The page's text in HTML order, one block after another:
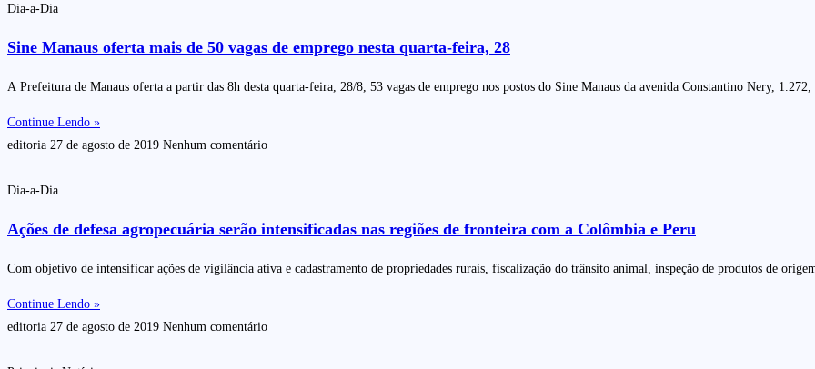
Dia-a-Dia
Sine Manaus oferta mais de 50 vagas de emprego nesta quarta-feira, 28
A Prefeitura de Manaus oferta a partir das 8h desta quarta-feira, 28/8, 53 vagas de emprego nos postos do Sine Manaus da avenida Constantino Nery,
Continue Lendo »
editoria 27 de agosto de 2019 Nenhum comentário
Dia-a-Dia
Ações de defesa agropecuária serão intensificadas nas regiões de fronteira com a Colômbia e Peru
Com objetivo de intensificar ações de vigilância ativa e cadastramento de propriedades rurais, fiscalização do trânsito animal, inspeção de produtos de
Continue Lendo »
editoria 27 de agosto de 2019 Nenhum comentário